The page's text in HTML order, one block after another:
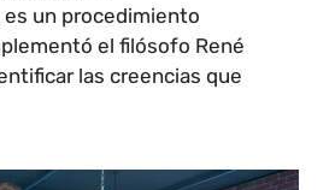
un procedimiento
el filósofo René
las creencias que